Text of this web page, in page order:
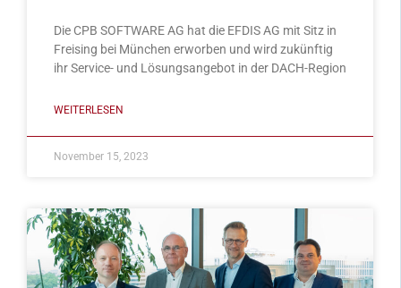
Die CPB SOFTWARE AG hat die EFDIS AG mit Sitz in
Freising bei München erworben und wird zukünftig
ihr Service- und Lösungsangebot in der DACH-Region
WEITERLESEN
November 15, 2023